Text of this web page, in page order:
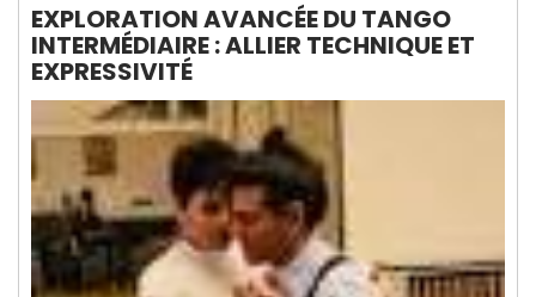
EXPLORATION AVANCÉE DU TANGO
INTERMÉDIAIRE : ALLIER TECHNIQUE ET
EXPRESSIVITÉ